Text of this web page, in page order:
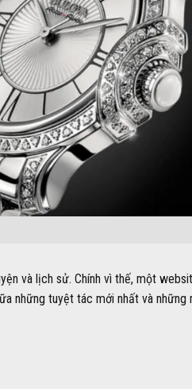
và lịch sử. Chính vì thế, một
những tuyệt tác mới nhất và